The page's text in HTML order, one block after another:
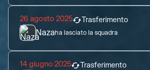
26 agosto 2025 Trasferimento
Nazaha lasciato la squadra
14 giugno 2025 Trasferimento